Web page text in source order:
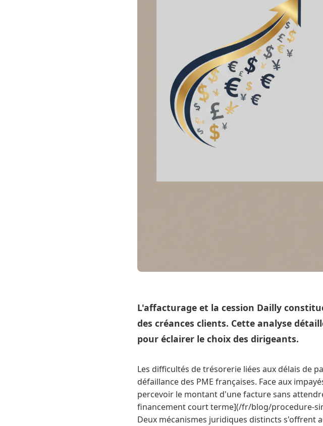
L'affacturage et la cession Dailly
des créances clients. Cette analyse
pour éclairer le choix des dirigeants.
Les difficultés de trésorerie liées aux délais de
défaillance des PME françaises. Face aux
percevoir le montant d'une facture sans
financement court terme](/fr/blog/procedure-
Deux mécanismes juridiques distincts s'offrent